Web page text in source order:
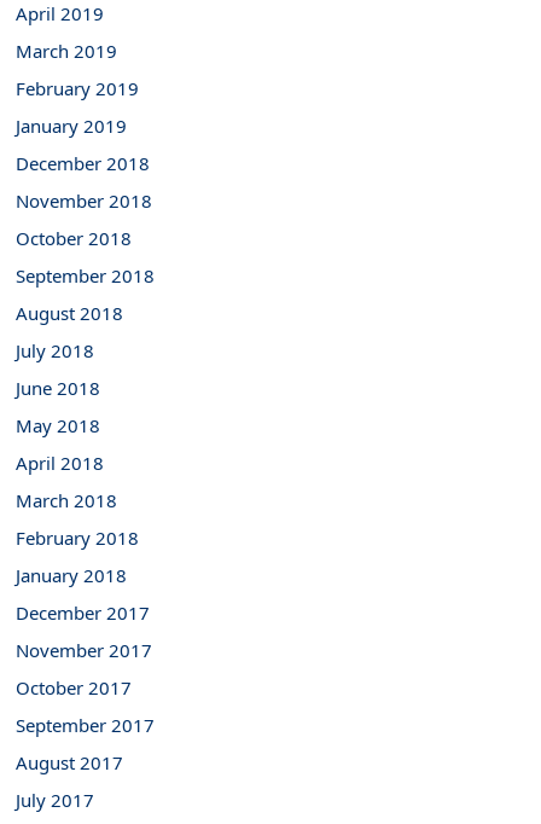
April 2019
March 2019
February 2019
January 2019
December 2018
November 2018
October 2018
September 2018
August 2018
July 2018
June 2018
May 2018
April 2018
March 2018
February 2018
January 2018
December 2017
November 2017
October 2017
September 2017
August 2017
July 2017